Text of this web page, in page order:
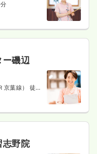
ー磯辺
京葉線） 徒歩
志野院